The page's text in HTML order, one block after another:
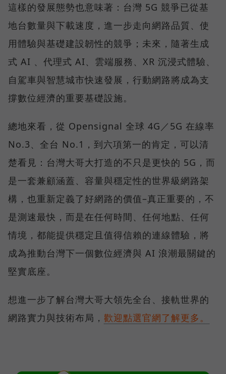
這樣的發展態勢也意味著：台灣 5G 競爭已從基
地台數量與下載速度，進一步走向網路品質、使
用體驗與基礎建設韌性的競爭；未來，隨著生成
式 AI 、代理式 AI、雲端服務、XR 沉浸式體驗、
自駕車與智慧城市快速發展，行動網路將成為支
撐數位經濟的重要基礎設施。
總地來看，從 Opensignal 全球 4G／5G 在線率
No.3、全台 No.1，到六項第一的肯定，可以清
楚看見：台灣大哥大打造的不只是更快的 5G，而
是一套兼顧涵蓋、容量與穩定性的世界級網路架
構，也重新定義了好網路的價值–真正重要的，不
是測速最快，而是在任何時間、任何地點、任何
情境，都能提供穩定且值得信賴的連線體驗，將
成為推動台灣下一個數位經濟與 AI 浪潮最關鍵的
堅實底座。
想進一步了解台灣大哥大領先全台、接軌世界的
網路實力與技術布局， 歡迎點選官網了解更多。